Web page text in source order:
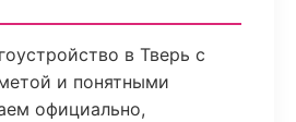
в Тверь с
и понятными
официально,